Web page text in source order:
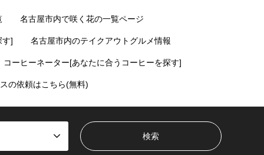
名古屋市内で咲く花の一覧ページ
す] 名古屋市内のテイクアウトグルメ情報
コーヒーネーター[あなたに合うコーヒーを探す]
の依頼はこちら(無料)